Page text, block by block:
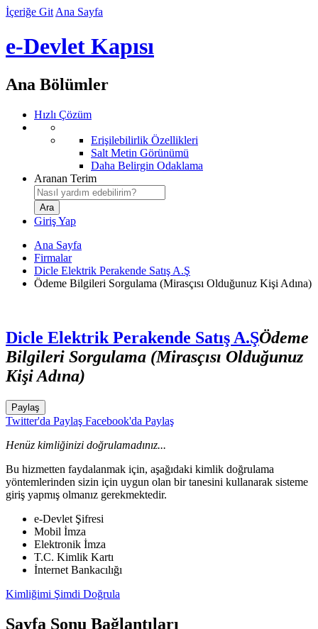
İçeriğe Git Ana Sayfa
e-Devlet Kapısı
Ana Bölümler
Hızlı Çözüm
Erişilebilirlik Özellikleri
Salt Metin Görünümü
Daha Belirgin Odaklama
Aranan Terim
Giriş Yap
Ana Sayfa
Firmalar
Dicle Elektrik Perakende Satış A.Ş
Ödeme Bilgileri Sorgulama (Mirasçısı Olduğunuz Kişi Adına)
Dicle Elektrik Perakende Satış A.ŞÖdeme
Bilgileri Sorgulama (Mirasçısı Olduğunuz
Kişi Adına)
Paylaş
Twitter'da Paylaş Facebook'da Paylaş
Henüz kimliğinizi doğrulamadınız...
Bu hizmetten faydalanmak için, aşağıdaki kimlik doğrulama
yöntemlerinden sizin için uygun olan bir tanesini kullanarak sisteme
giriş yapmış olmanız gerekmektedir.
e-Devlet Şifresi
Mobil İmza
Elektronik İmza
T.C. Kimlik Kartı
İnternet Bankacılığı
Kimliğimi Şimdi Doğrula
Sayfa Sonu Bağlantıları